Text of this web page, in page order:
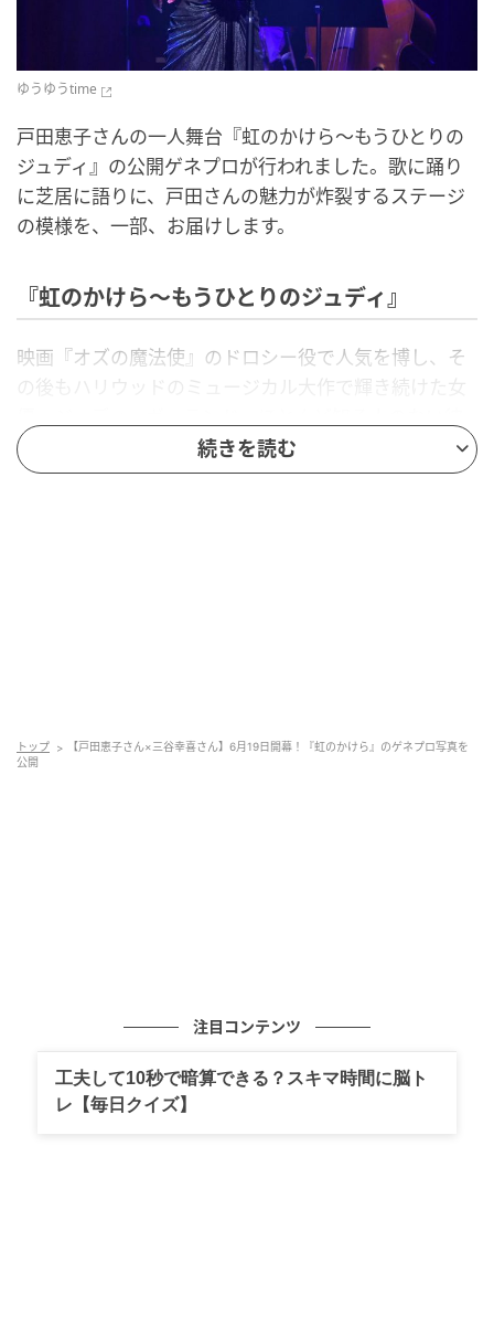
ゆうゆうtime
戸田恵子さんの一人舞台『虹のかけら～もうひとりの
ジュディ』の公開ゲネプロが行われました。歌に踊り
に芝居に語りに、戸田さんの魅力が炸裂するステージ
の模様を、一部、お届けします。
『虹のかけら～もうひとりのジュディ』
映画『オズの魔法使』のドロシー役で人気を博し、そ
の後もハリウッドのミュージカル大作で輝き続けた女
女の専属代役兼付き人であったジュディ・シルバーマ
ンの目を通して、同じ“ジュディ”への愛憎と、彼女の目
采を浴びました。
数々の名曲をバックに、戸田さんによる歌唱、芝居、
語りと多彩な表現で物語を彩ります。
続きを読む
トップ
【戸田恵子さん×三谷幸喜さん】6月19日開幕！『虹のかけら』のゲネプロ写真を
公開
注目コンテンツ
工夫して10秒で暗算できる？スキマ時間に脳ト
レ【毎日クイズ】